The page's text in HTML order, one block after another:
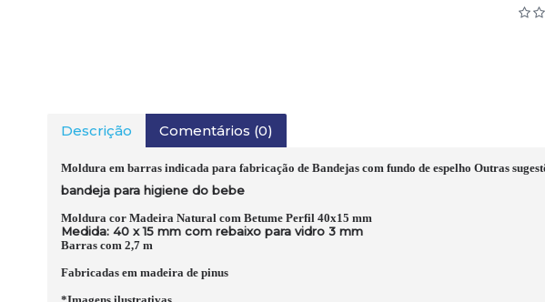
Descrição Comentários (0)
Moldura em barras indicada para fabricação de Bandejas com fundo de espelho Outras
bandeja para higiene do bebe
Moldura cor Madeira Natural com Betume Perfil 40x15 mm
Medida: 40 x 15 mm com rebaixo para vidro 3 mm
Barras com 2,7 m
Fabricadas em madeira de pinus